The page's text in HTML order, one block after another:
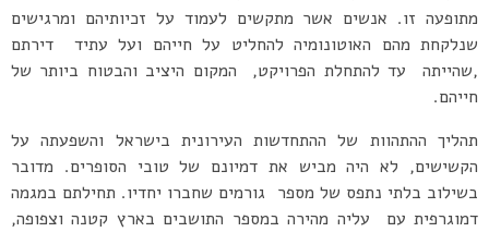
מתופעה זו. אנשים אשר מתקשים לעמוד על זכיותיהם ומרגישים
שנלקחת מהם האוטונומיה להחליט על חייהם ועל עתיד דירתם
,שהייתה עד להתחלת הפרויקט, המקום היציב והבטוח ביותר של
חייהם.
תהליך ההתהוות של ההתחדשות העירונית בישראל והשפעתה על
הקשישים, לא היה מביש את דמיונם של טובי הסופרים. מדובר
בשילוב בלתי נתפס של מספר גורמים שחברו יחדיו. תחילתם במגמה
דמוגרפית עם עליה מהירה במספר התושבים בארץ קטנה וצפופה,